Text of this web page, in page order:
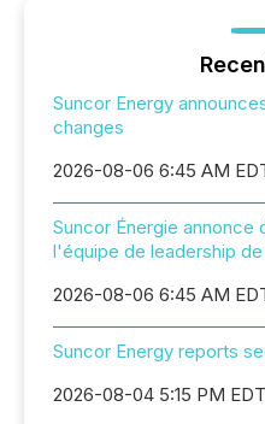
Suncor Energy
changes
2026-08-06 6:45 AM
Suncor Énergie annonce
l'équipe de leadership
2026-08-06 6:45 AM
Suncor Energy reports
2026-08-04 5:15 PM EDT